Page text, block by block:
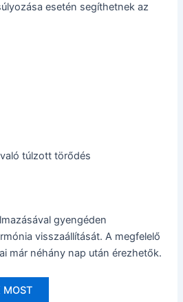
esetén segíthetnek az
túlzott törődés
gyengéden
visszaállítását. A megfelelő
már néhány nap után érezhetők.
MOST